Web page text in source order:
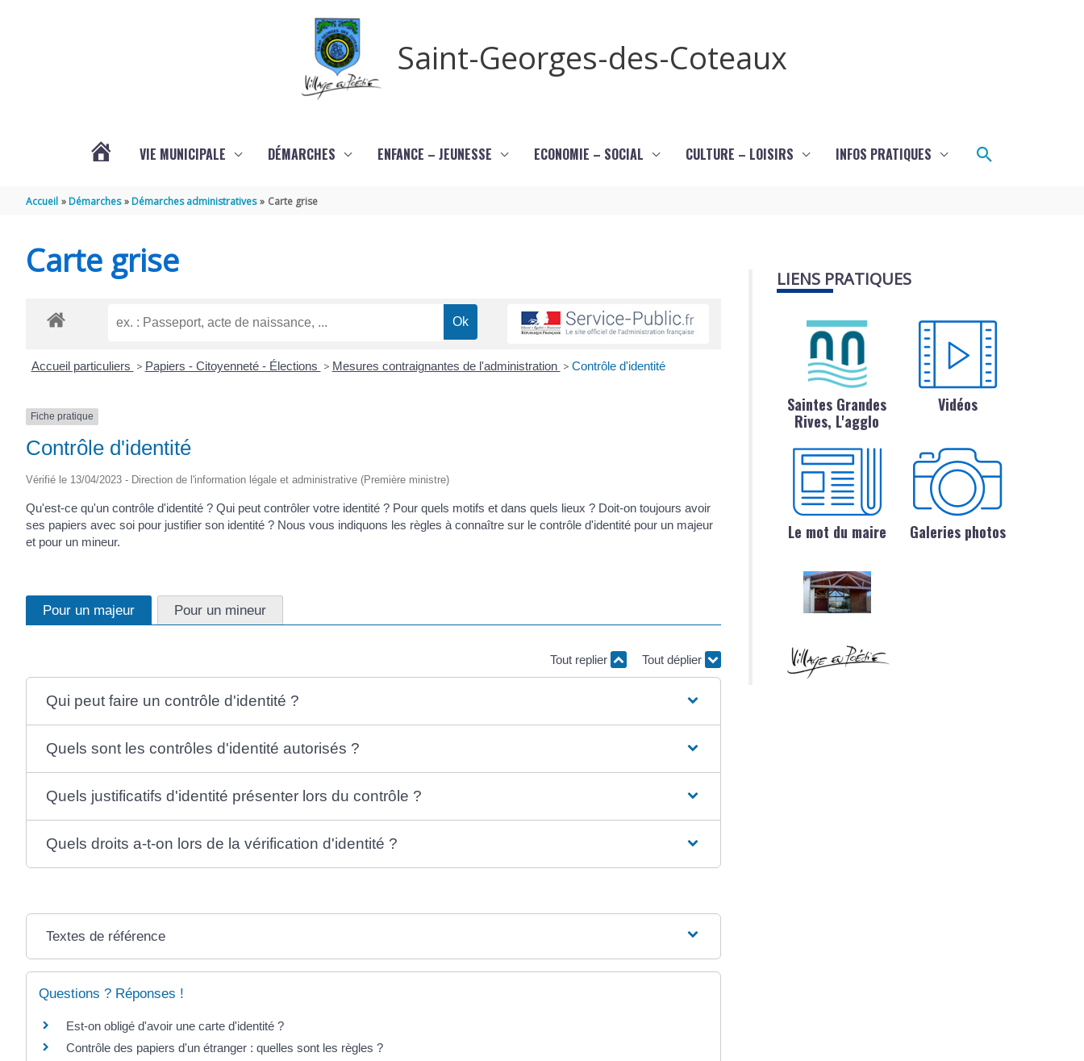
Saint-Georges-des-Coteaux
VIE MUNICIPALE DÉMARCHES ENFANCE – JEUNESSE ECONOMIE – SOCIAL CULTURE – LOISIRS INFOS PRATIQUES Rechercher
Accueil Démarches Démarches administratives Carte grise
Carte grise
Accueil particuliers > Papiers - Citoyenneté - Élections > Mesures contraignantes de l'administration > Contrôle d'identité
Fiche pratique
Contrôle d'identité
Vérifié le 13/04/2023 - Direction de l'information légale et administrative (Première ministre)
Qu'est-ce qu'un contrôle d'identité ? Qui peut contrôler votre identité ? Pour quels motifs et dans quels lieux ? Doit-on toujours avoir
ses papiers avec soi pour justifier son identité ? Nous vous indiquons les règles à connaître sur le contrôle d'identité pour un majeur
et pour un mineur.
Pour un majeur Pour un mineur
Tout replier Tout déplier
Qui peut faire un contrôle d'identité ?
Quels sont les contrôles d'identité autorisés ?
Quels justificatifs d'identité présenter lors du contrôle ?
Quels droits a-t-on lors de la vérification d'identité ?
Textes de référence
Questions ? Réponses !
Est-on obligé d'avoir une carte d'identité ?
Contrôle des papiers d'un étranger : quelles sont les règles ?
LIENS PRATIQUES
Saintes Grandes
Rives, L'agglo
Vidéos
Le mot du maire Galeries photos